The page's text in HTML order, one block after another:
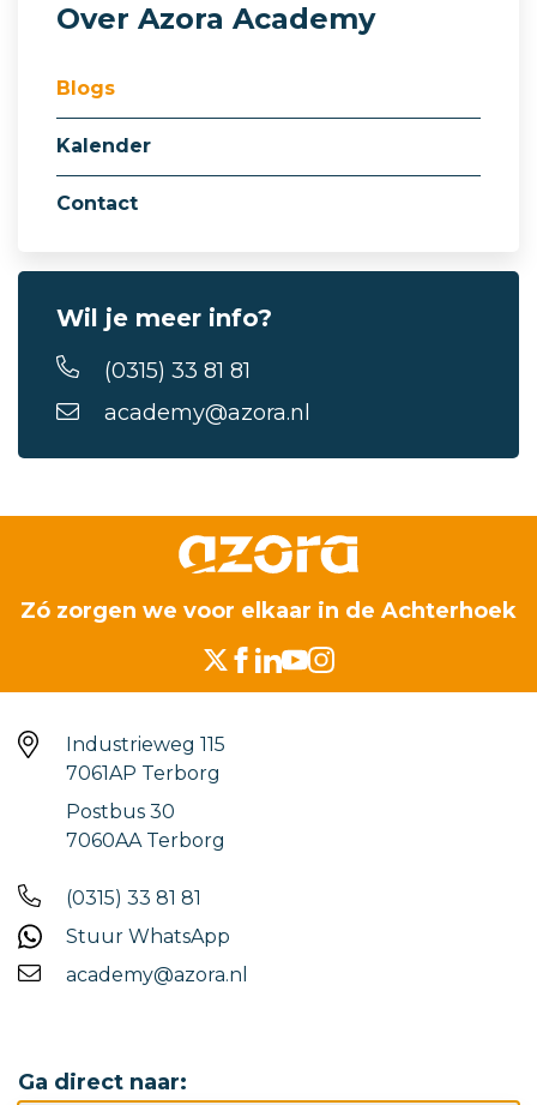
Over Azora Academy
Blogs
Kalender
Contact
Wil je meer info?
(0315) 33 81 81
academy@azora.nl
Zó zorgen we voor elkaar in de Achterhoek
Industrieweg 115
7061AP Terborg
Postbus 30
7060AA Terborg
(0315) 33 81 81
Stuur WhatsApp
academy@azora.nl
Ga direct naar: